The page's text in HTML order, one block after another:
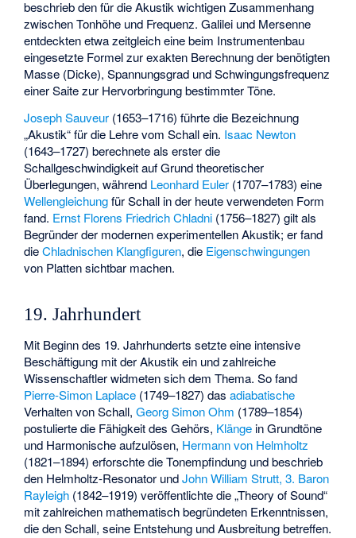
beschrieb den für die Akustik wichtigen Zusammenhang
zwischen Tonhöhe und Frequenz. Galilei und Mersenne
entdeckten etwa zeitgleich eine beim Instrumentenbau
eingesetzte Formel zur exakten Berechnung der benötigten
Masse (Dicke), Spannungsgrad und Schwingungsfrequenz
einer Saite zur Hervorbringung bestimmter Töne.
Joseph Sauveur (1653–1716) führte die Bezeichnung
„Akustik“ für die Lehre vom Schall ein. Isaac Newton
(1643–1727) berechnete als erster die
Schallgeschwindigkeit auf Grund theoretischer
Überlegungen, während Leonhard Euler (1707–1783) eine
Wellengleichungfür Schall in der heute verwendeten Form
fand. Ernst Florens Friedrich Chladni (1756–1827) gilt als
Begründer der modernen experimentellen Akustik; er fand
dieChladnischen Klangfiguren, die Eigenschwingungen
von Platten sichtbar machen.
19. Jahrhundert
Mit Beginn des 19. Jahrhunderts setzte eine intensive
Beschäftigung mit der Akustik ein und zahlreiche
Wissenschaftler widmeten sich dem Thema. So fand
Pierre-Simon Laplace (1749–1827) dasadiabatische
Verhalten von Schall,Georg Simon Ohm (1789–1854)
postulierte die Fähigkeit des Gehörs, Klänge in Grundtöne
und Harmonische aufzulösen, Hermann von Helmholtz
(1821–1894) erforschte die Tonempfindung und beschrieb
den Helmholtz-Resonator undJohn William Strutt, 3. Baron
Rayleigh (1842–1919) veröffentlichte die „Theory of Sound“
mit zahlreichen mathematisch begründeten Erkenntnissen,
die den Schall, seine Entstehung und Ausbreitung betreffen.